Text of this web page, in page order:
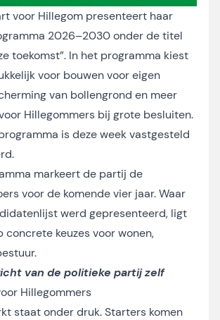
voor Hillegom presenteert haar
2026–2030 onder de titel
toekomst”. In het programma kiest
voor bouwen voor eigen
van bollengrond en meer
Hillegommers bij grote besluiten.
is deze week vastgesteld
markeert de partij de
voor de komende vier jaar. Waar
werd gepresenteerd, ligt
concrete keuzes voor wonen,
van de politieke partij zelf
Hillegommers
staat onder druk. Starters komen